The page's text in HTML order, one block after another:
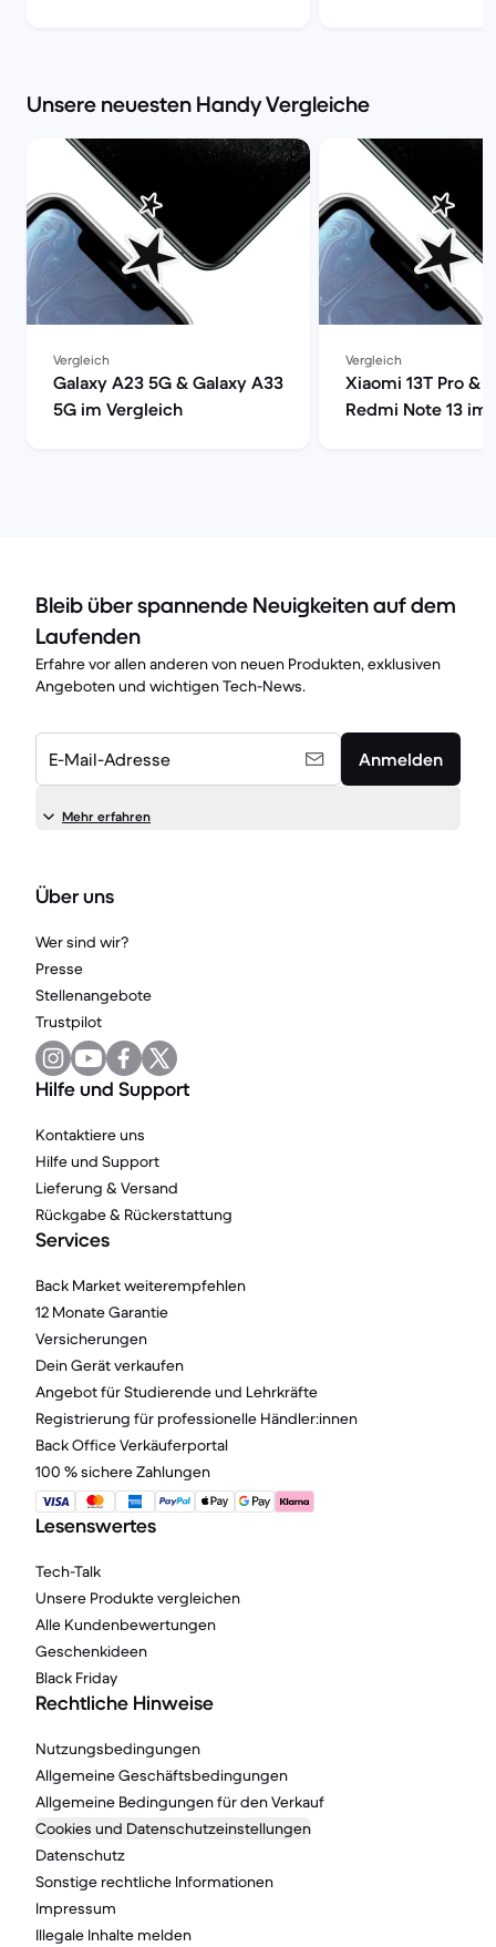
Unsere neuesten Handy Vergleiche
Vergleich
Galaxy A23 5G & Galaxy A33
5G im Vergleich
Vergleich
Xiaomi 13T Pro &
Redmi Note 13 im
Bleib über spannende Neuigkeiten auf dem
Laufenden
Erfahre vor allen anderen von neuen Produkten, exklusiven
Angeboten und wichtigen Tech-News.
E-Mail-Adresse Anmelden
Mehr erfahren
Über uns
Wer sind wir?
Presse
Stellenangebote
Trustpilot
Hilfe und Support
Kontaktiere uns
Hilfe und Support
Lieferung & Versand
Rückgabe & Rückerstattung
Services
Back Market weiterempfehlen
12 Monate Garantie
Versicherungen
Dein Gerät verkaufen
Angebot für Studierende und Lehrkräfte
Registrierung für professionelle Händler:innen
Back Office Verkäuferportal
100 % sichere Zahlungen
Lesenswertes
Tech-Talk
Unsere Produkte vergleichen
Alle Kundenbewertungen
Geschenkideen
Black Friday
Rechtliche Hinweise
Nutzungsbedingungen
Allgemeine Geschäftsbedingungen
Allgemeine Bedingungen für den Verkauf
Cookies und Datenschutzeinstellungen
Datenschutz
Sonstige rechtliche Informationen
Impressum
Illegale Inhalte melden